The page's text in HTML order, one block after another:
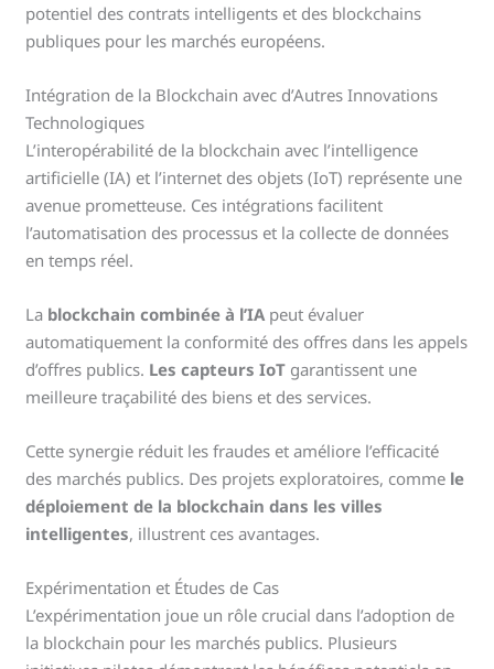
potentiel des contrats intelligents et des blockchains
publiques pour les marchés européens.
Intégration de la Blockchain avec d’Autres Innovations
Technologiques
L’interopérabilité de la blockchain avec l’intelligence
artificielle (IA) et l’internet des objets (IoT) représente une
avenue prometteuse. Ces intégrations facilitent
l’automatisation des processus et la collecte de données
en temps réel.
La blockchain combinée à l’IA peut évaluer
automatiquement la conformité des offres dans les appels
d’offres publics. Les capteurs IoT garantissent une
meilleure traçabilité des biens et des services.
Cette synergie réduit les fraudes et améliore l’efficacité
des marchés publics. Des projets exploratoires, comme le
déploiement de la blockchain dans les villes
intelligentes, illustrent ces avantages.
Expérimentation et Études de Cas
L’expérimentation joue un rôle crucial dans l’adoption de
la blockchain pour les marchés publics. Plusieurs